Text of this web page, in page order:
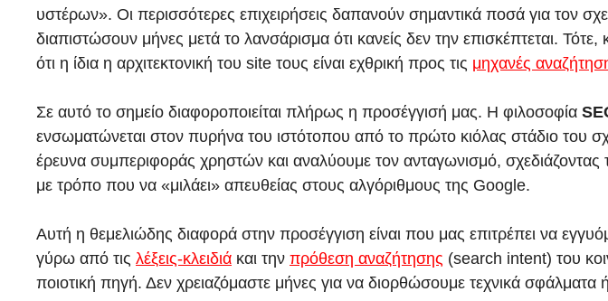
υστέρων». Οι περισσότερες επιχειρήσεις δαπανούν σημαντικά ποσά για τον
διαπιστώσουν μήνες μετά το λανσάρισμα ότι κανείς δεν την επισκέπτεται.
ότι η ίδια η αρχιτεκτονική του site τους είναι εχθρική προς τις μηχανές
Σε αυτό το σημείο διαφοροποιείται πλήρως η προσέγγισή μας. Η φιλοσοφία
ενσωματώνεται στον πυρήνα του ιστότοπου από το πρώτο κιόλας στάδιο του
έρευνα συμπεριφοράς χρηστών και αναλύουμε τον ανταγωνισμό,
με τρόπο που να «μιλάει» απευθείας στους αλγόριθμους της Google.
Αυτή η θεμελιώδης διαφορά στην προσέγγιση είναι που μας επιτρέπει να
γύρω από τις λέξεις-κλειδιά και την πρόθεση αναζήτησης (search intent) του
ποιοτική πηγή. Δεν χρειαζόμαστε μήνες για να διορθώσουμε τεχνικά